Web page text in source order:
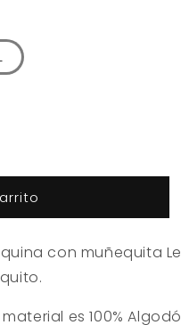
con muñequita
es 100%